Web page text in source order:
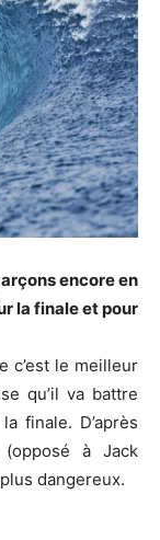
encore en
la finale et pour
c’est le meilleur
qu’il va battre
finale. D’après
à Jack
dangereux.